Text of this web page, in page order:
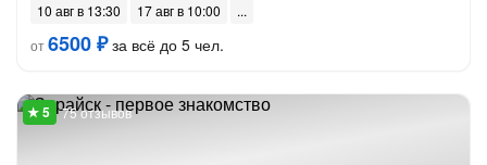
10 авг в 13:30
17 авг в 10:00
от6500 ₽за всё до 5 чел.
75 отзывов